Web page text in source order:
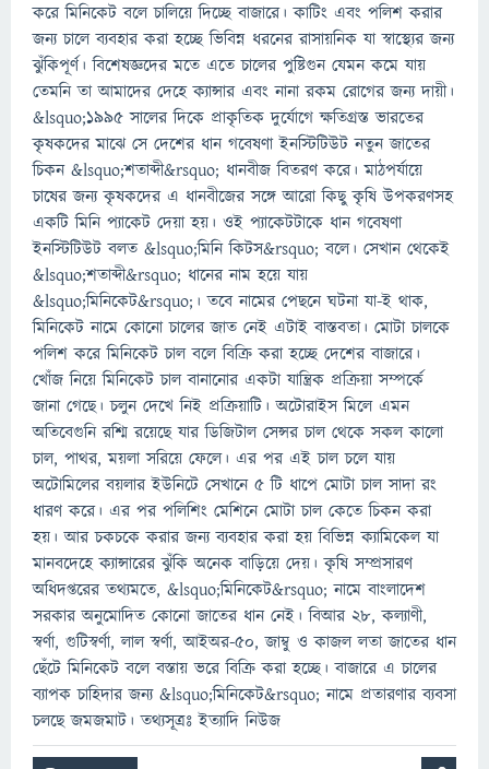
করে মিনিকেট বলে চালিয়ে দিচ্ছে বাজারে। কাটিং এবং পলিশ করার
জন্য চালে ব্যবহার করা হচ্ছে ভিবিন্ন ধরনের রাসায়নিক যা স্বাস্থ্যের জন্য
ঝুঁকিপূর্ণ। বিশেষজ্ঞদের মতে এতে চালের পুষ্টিগুন যেমন কমে যায়
তেমনি তা আমাদের দেহে ক্যান্সার এবং নানা রকম রোগের জন্য দায়ী।
&lsquo;১৯৯৫ সালের দিকে প্রাকৃতিক দুর্যোগে ক্ষতিগ্রস্ত ভারতের
কৃষকদের মাঝে সে দেশের ধান গবেষণা ইনস্টিটিউট নতুন জাতের
চিকন &lsquo;শতাব্দী&rsquo; ধানবীজ বিতরণ করে। মাঠপর্যায়ে
চাষের জন্য কৃষকদের এ ধানবীজের সঙ্গে আরো কিছু কৃষি উপকরণসহ
একটি মিনি প্যাকেট দেয়া হয়। ওই প্যাকেটটাকে ধান গবেষণা
ইনস্টিটিউট বলত &lsquo;মিনি কিটস&rsquo; বলে। সেখান থেকেই
&lsquo;শতাব্দী&rsquo; ধানের নাম হয়ে যায়
&lsquo;মিনিকেট&rsquo;। তবে নামের পেছনে ঘটনা যা-ই থাক,
মিনিকেট নামে কোনো চালের জাত নেই এটাই বাস্তবতা। মোটা চালকে
পলিশ করে মিনিকেট চাল বলে বিক্রি করা হচ্ছে দেশের বাজারে।
খোঁজ নিয়ে মিনিকেট চাল বানানোর একটা যান্ত্রিক প্রক্রিয়া সম্পর্কে
জানা গেছে। চলুন দেখে নিই প্রক্রিয়াটি। অটোরাইস মিলে এমন
অতিবেগুনি রশ্মি রয়েছে যার ডিজিটাল সেন্সর চাল থেকে সকল কালো
চাল, পাথর, ময়লা সরিয়ে ফেলে। এর পর এই চাল চলে যায়
অটোমিলের বয়লার ইউনিটে সেখানে ৫ টি ধাপে মোটা চাল সাদা রং
ধারণ করে। এর পর পলিশিং মেশিনে মোটা চাল কেতে চিকন করা
হয়। আর চকচকে করার জন্য ব্যবহার করা হয় বিভিন্ন ক্যামিকেল যা
মানবদেহে ক্যান্সারের ঝুঁকি অনেক বাড়িয়ে দেয়। কৃষি সম্প্রসারণ
অধিদপ্তরের তথ্যমতে, &lsquo;মিনিকেট&rsquo; নামে বাংলাদেশ
সরকার অনুমোদিত কোনো জাতের ধান নেই। বিআর ২৮, কল্যাণী,
স্বর্ণা, গুটিস্বর্ণা, লাল স্বর্ণা, আইঅর-৫০, জাম্বু ও কাজল লতা জাতের ধান
ছেঁটে মিনিকেট বলে বস্তায় ভরে বিক্রি করা হচ্ছে। বাজারে এ চালের
ব্যাপক চাহিদার জন্য &lsquo;মিনিকেট&rsquo; নামে প্রতারণার ব্যবসা
চলছে জমজমাট। তথ্যসূত্রঃ ইত্যাদি নিউজ